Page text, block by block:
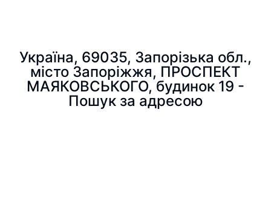
Україна, 69035, Запорізька обл.,
місто Запоріжжя, ПРОСПЕКТ
МАЯКОВСЬКОГО, будинок 19 -
Пошук за адресою